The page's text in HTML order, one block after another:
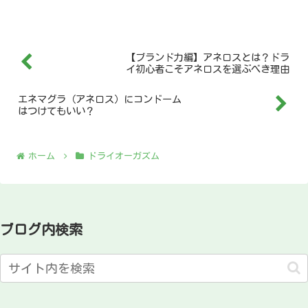
【ブランド力編】アネロスとは？ドラ
イ初心者こそアネロスを選ぶべき理由
エネマグラ（アネロス）にコンドーム
はつけてもいい？
ホーム ドライオーガズム
ブログ内検索